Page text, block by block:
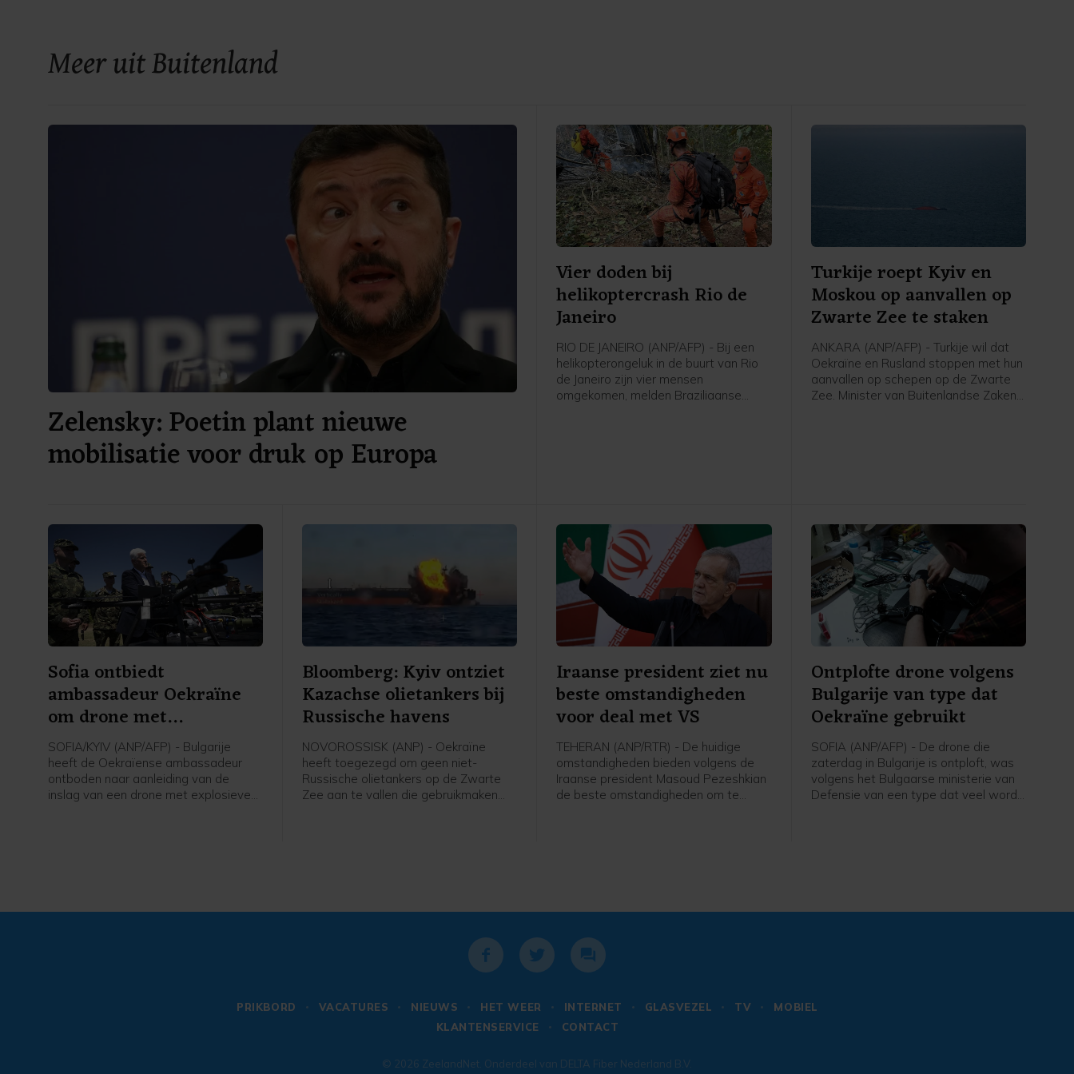
Meer uit Buitenland
Zelensky: Poetin plant nieuwe
mobilisatie voor druk op Europa
Vier doden bij
helikoptercrash Rio de
Janeiro
RIO DE JANEIRO (ANP/AFP) - Bij een
helikopterongeluk in de buurt van Rio
de Janeiro zijn vier mensen
omgekomen, melden Braziliaanse
Turkije roept Kyiv en
Moskou op aanvallen op
Zwarte Zee te staken
ANKARA (ANP/AFP) - Turkije wil dat
Oekraïne en Rusland stoppen met hun
aanvallen op schepen op de Zwarte
Zee. Minister van Buitenlandse Zaken
Sofia ontbiedt
ambassadeur Oekraïne
om drone met
explosieven
SOFIA/KYIV (ANP/AFP) - Bulgarije
heeft de Oekraïense ambassadeur
ontboden naar aanleiding van de
inslag van een drone met explosieven
Bloomberg: Kyiv ontziet
Kazachse olietankers bij
Russische havens
NOVOROSSISK (ANP) - Oekraïne
heeft toegezegd om geen niet-
Russische olietankers op de Zwarte
Zee aan te vallen die gebruikmaken
Iraanse president ziet nu
beste omstandigheden
voor deal met VS
TEHERAN (ANP/RTR) - De huidige
omstandigheden bieden volgens de
Iraanse president Masoud Pezeshkian
de beste omstandigheden om te
Ontplofte drone volgens
Bulgarije van type dat
Oekraïne gebruikt
SOFIA (ANP/AFP) - De drone die
zaterdag in Bulgarije is ontploft, was
volgens het Bulgaarse ministerie van
Defensie van een type dat veel wordt
PRIKBORD VACATURES NIEUWS HET WEER INTERNET GLASVEZEL TV
MOBIEL
KLANTENSERVICE
CONTACT
© 2026 ZeelandNet . Onderdeel van DELTA Fiber Nederland B.V.